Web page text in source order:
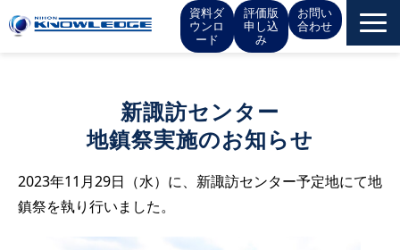
資料ダ
ウンロ
ード
評価版
申し込
み
お問い
合わせ
イベント
新諏訪センター
地鎮祭実施のお知らせ
2023年11月29日（水）に、新諏訪センター予定地にて地
鎮祭を執り行いました。